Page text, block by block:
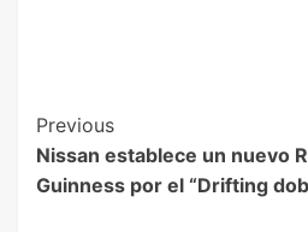
Previous
Nissan establece un nuevo
Guinness por el “Drifting